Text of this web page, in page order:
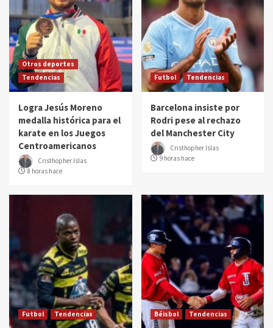
Otros deportes
Tendencias
Logra Jesús Moreno
medalla histórica para el
karate en los Juegos
Centroamericanos
Cristhopher Islas
8 horas hace
Futbol Tendencias
Barcelona insiste por
Rodri pese al rechazo
del Manchester City
Cristhopher Islas
9 horas hace
Futbol Tendencias Béisbol Tendencias